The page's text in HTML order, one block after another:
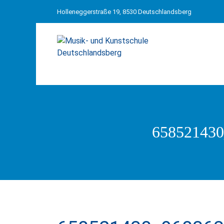
Holleneggerstraße 19, 8530 Deutschlandsberg